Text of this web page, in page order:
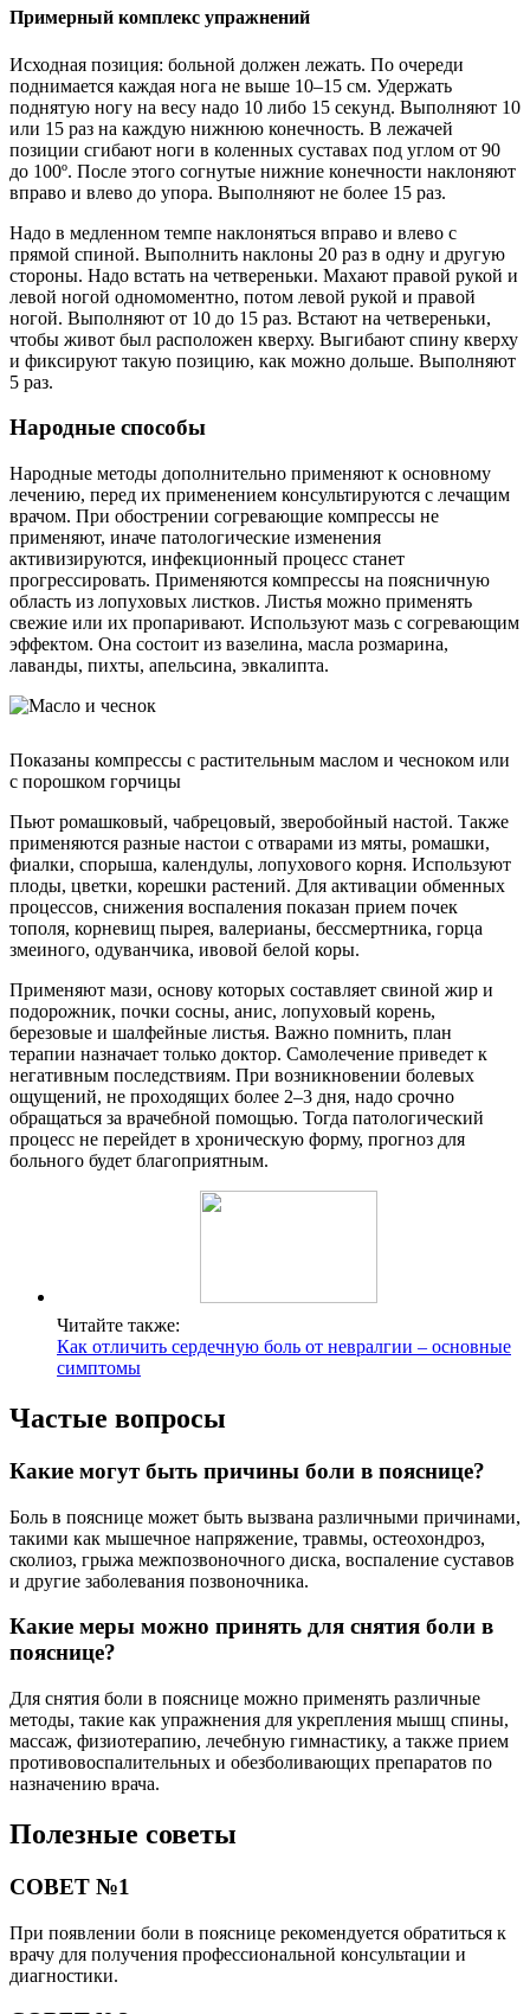
Примерный комплекс упражнений
Исходная позиция: больной должен лежать. По очереди
поднимается каждая нога не выше 10–15 см. Удержать
поднятую ногу на весу надо 10 либо 15 секунд. Выполняют 10
или 15 раз на каждую нижнюю конечность. В лежачей
позиции сгибают ноги в коленных суставах под углом от 90
до 100º. После этого согнутые нижние конечности наклоняют
вправо и влево до упора. Выполняют не более 15 раз.
Надо в медленном темпе наклоняться вправо и влево с
прямой спиной. Выполнить наклоны 20 раз в одну и другую
стороны. Надо встать на четвереньки. Махают правой рукой и
левой ногой одномоментно, потом левой рукой и правой
ногой. Выполняют от 10 до 15 раз. Встают на четвереньки,
чтобы живот был расположен кверху. Выгибают спину кверху
и фиксируют такую позицию, как можно дольше. Выполняют
5 раз.
Народные способы
Народные методы дополнительно применяют к основному
лечению, перед их применением консультируются с лечащим
врачом. При обострении согревающие компрессы не
применяют, иначе патологические изменения
активизируются, инфекционный процесс станет
прогрессировать. Применяются компрессы на поясничную
область из лопуховых листков. Листья можно применять
свежие или их пропаривают. Используют мазь с согревающим
эффектом. Она состоит из вазелина, масла розмарина,
лаванды, пихты, апельсина, эвкалипта.
Показаны компрессы с растительным маслом и чесноком или
с порошком горчицы
Пьют ромашковый, чабрецовый, зверобойный настой. Также
применяются разные настои с отварами из мяты, ромашки,
фиалки, спорыша, календулы, лопухового корня. Используют
плоды, цветки, корешки растений. Для активации обменных
процессов, снижения воспаления показан прием почек
тополя, корневищ пырея, валерианы, бессмертника, горца
змеиного, одуванчика, ивовой белой коры.
Применяют мази, основу которых составляет свиной жир и
подорожник, почки сосны, анис, лопуховый корень,
березовые и шалфейные листья. Важно помнить, план
терапии назначает только доктор. Самолечение приведет к
негативным последствиям. При возникновении болевых
ощущений, не проходящих более 2–3 дня, надо срочно
обращаться за врачебной помощью. Тогда патологический
процесс не перейдет в хроническую форму, прогноз для
больного будет благоприятным.
Читайте также:
Как отличить сердечную боль от невралгии – основные
симптомы
Частые вопросы
Какие могут быть причины боли в пояснице?
Боль в пояснице может быть вызвана различными причинами,
такими как мышечное напряжение, травмы, остеохондроз,
сколиоз, грыжа межпозвоночного диска, воспаление суставов
и другие заболевания позвоночника.
Какие меры можно принять для снятия боли в
пояснице?
Для снятия боли в пояснице можно применять различные
методы, такие как упражнения для укрепления мышц спины,
массаж, физиотерапию, лечебную гимнастику, а также прием
противовоспалительных и обезболивающих препаратов по
назначению врача.
Полезные советы
СОВЕТ №1
При появлении боли в пояснице рекомендуется обратиться к
врачу для получения профессиональной консультации и
диагностики.